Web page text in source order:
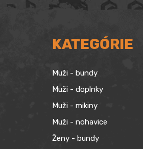
KATEGÓRIE
Muži - bundy
Muži - doplnky
Muži - mikiny
Muži - nohavice
Ženy - bundy